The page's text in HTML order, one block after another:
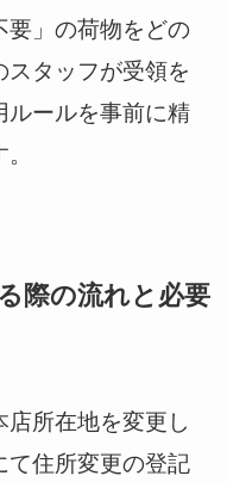
要」の荷物をどの
スタッフが受領を
ルールを事前に精
際の流れと必要
所在地を変更し
て住所変更の登記